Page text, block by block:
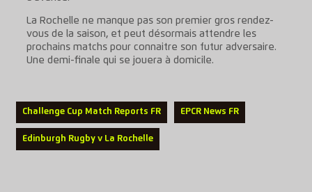
La Rochelle ne manque pas son premier gros rendez-
vous de la saison, et peut désormais attendre les
prochains matchs pour connaitre son futur adversaire.
Une demi-finale qui se jouera à domicile.
Challenge Cup Match Reports FR EPCR News FR
Edinburgh Rugby v La Rochelle